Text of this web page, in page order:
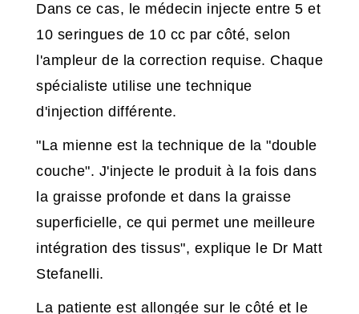
Dans ce cas, le médecin injecte entre 5 et
10 seringues de 10 cc par côté, selon
l'ampleur de la correction requise. Chaque
spécialiste utilise une technique
d'injection différente.
"La mienne est la technique de la "double
couche". J'injecte le produit à la fois dans
la graisse profonde et dans la graisse
superficielle, ce qui permet une meilleure
intégration des tissus", explique le Dr Matt
Stefanelli.
La patiente est allongée sur le côté et le